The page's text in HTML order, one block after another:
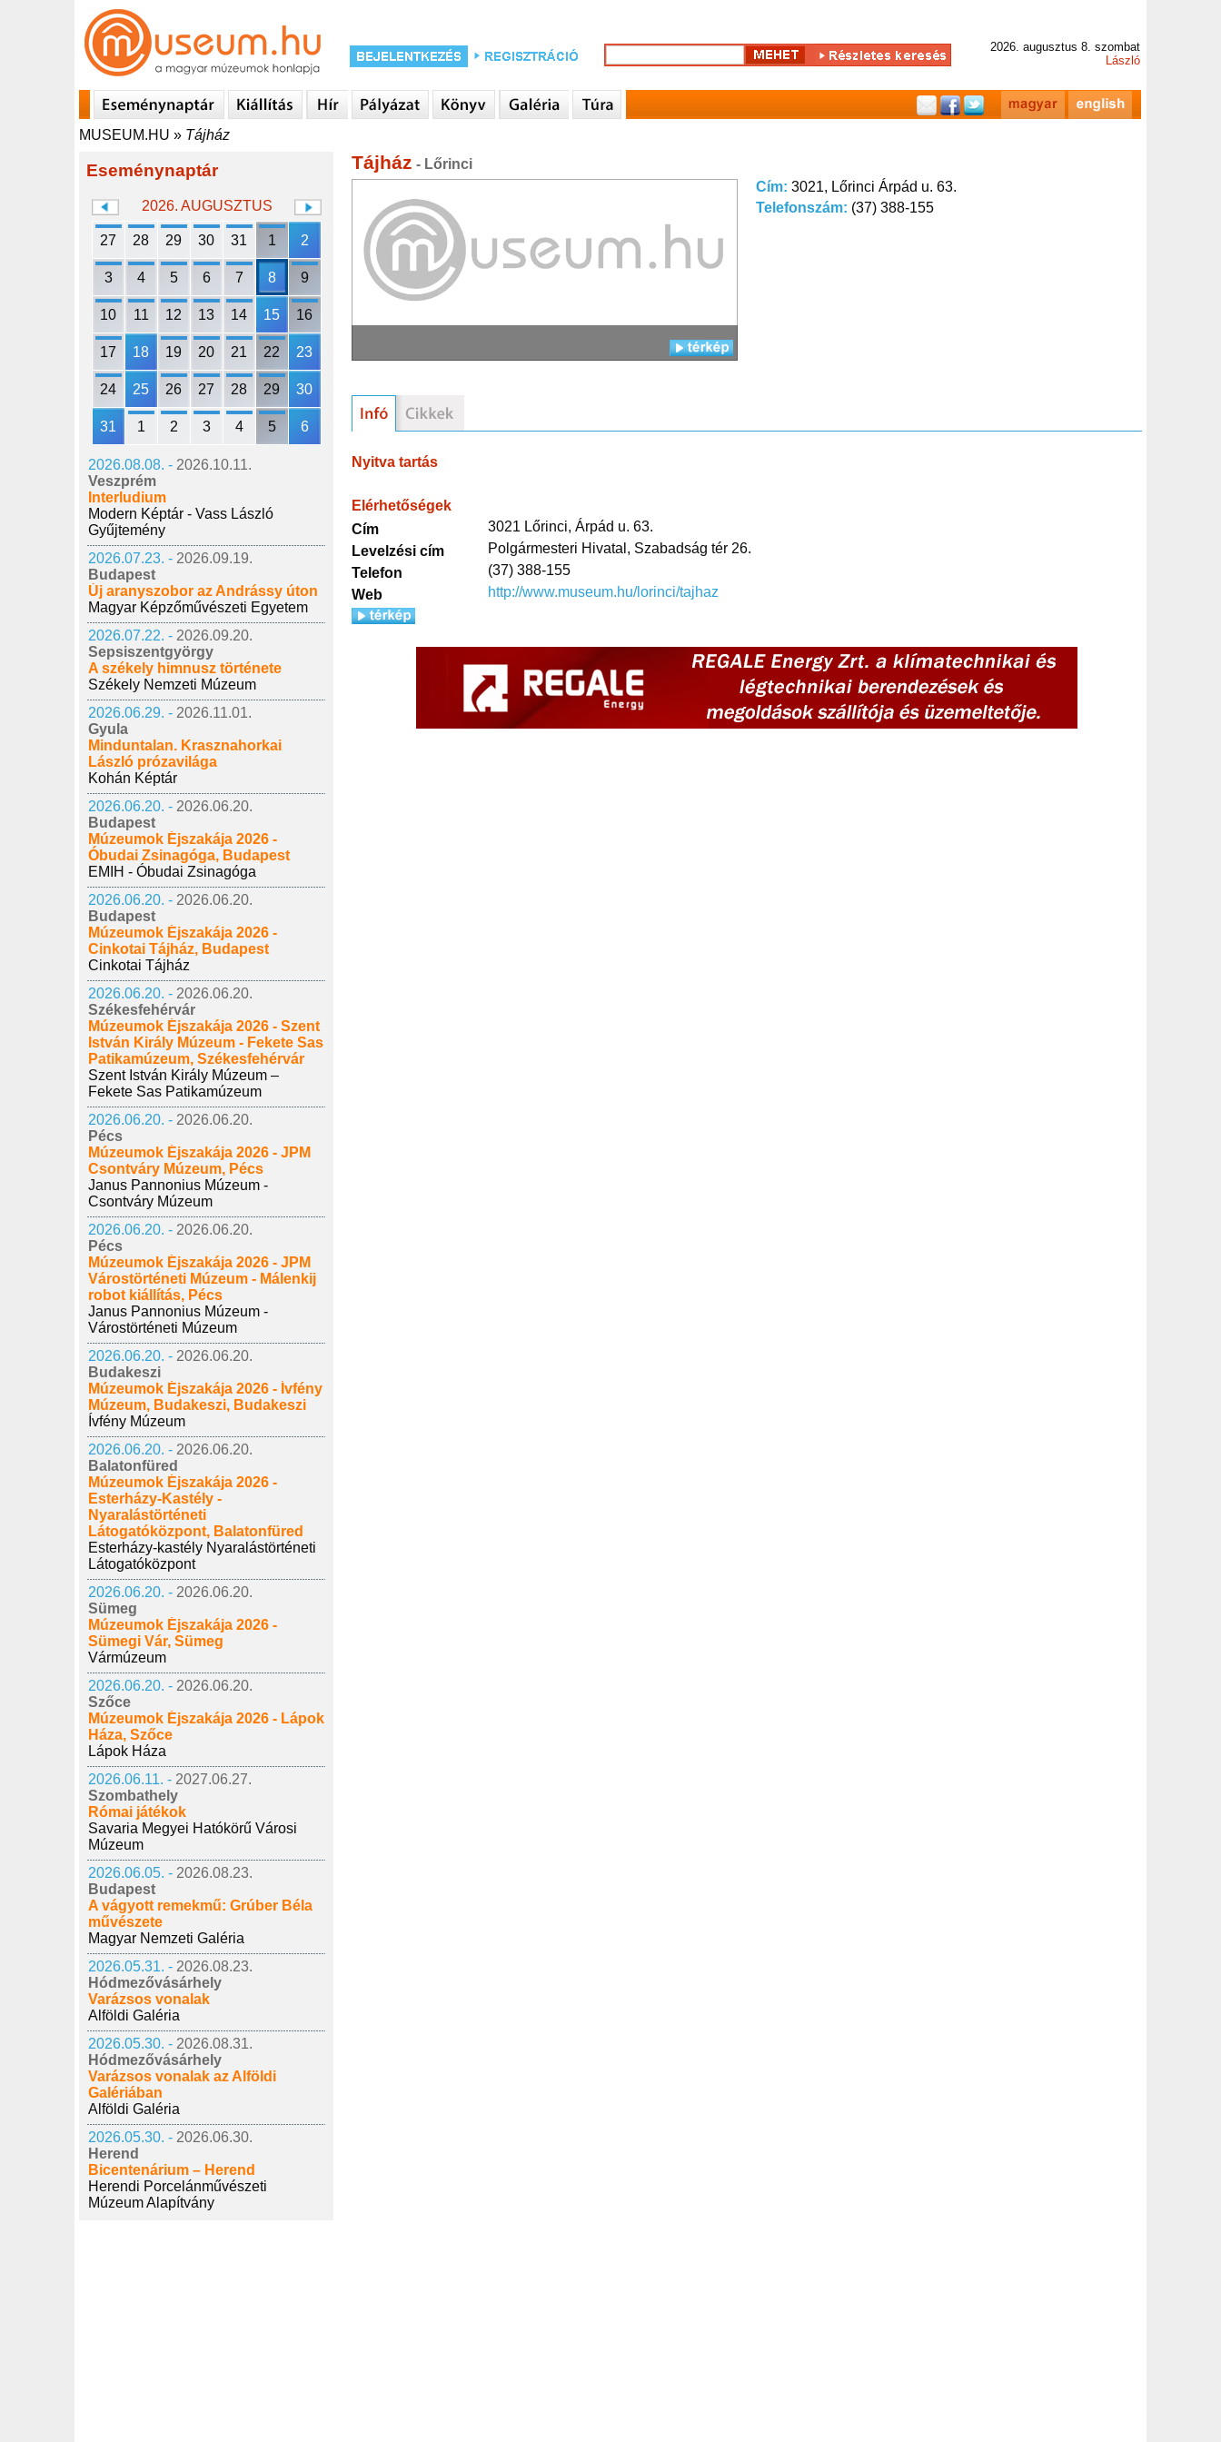
2026. augusztus 8. szombat
László
MUSEUM.HU » Tájház
Eseménynaptár
2026. AUGUSZTUS
27 28 29 30 31 1 2
3 4 5 6 7 8 9
10 11 12 13 14 15 16
17 18 19 20 21 22 23
24 25 26 27 28 29 30
31 1 2 3 4 5 6
2026.08.08. - 2026.10.11.
Veszprém
Interludium
Modern Képtár - Vass László
Gyűjtemény
2026.07.23. - 2026.09.19.
Budapest
Új aranyszobor az Andrássy úton
Magyar Képzőművészeti Egyetem
2026.07.22. - 2026.09.20.
Sepsiszentgyörgy
A székely himnusz története
Székely Nemzeti Múzeum
2026.06.29. - 2026.11.01.
Gyula
Minduntalan. Krasznahorkai
László prózavilága
Kohán Képtár
2026.06.20. - 2026.06.20.
Budapest
Múzeumok Éjszakája 2026 -
Óbudai Zsinagóga, Budapest
EMIH - Óbudai Zsinagóga
2026.06.20. - 2026.06.20.
Budapest
Múzeumok Éjszakája 2026 -
Cinkotai Tájház, Budapest
Cinkotai Tájház
2026.06.20. - 2026.06.20.
Székesfehérvár
Múzeumok Éjszakája 2026 - Szent
István Király Múzeum - Fekete Sas
Patikamúzeum, Székesfehérvár
Szent István Király Múzeum –
Fekete Sas Patikamúzeum
2026.06.20. - 2026.06.20.
Pécs
Múzeumok Éjszakája 2026 - JPM
Csontváry Múzeum, Pécs
Janus Pannonius Múzeum -
Csontváry Múzeum
2026.06.20. - 2026.06.20.
Pécs
Múzeumok Éjszakája 2026 - JPM
Várostörténeti Múzeum - Málenkij
robot kiállítás, Pécs
Janus Pannonius Múzeum -
Várostörténeti Múzeum
2026.06.20. - 2026.06.20.
Budakeszi
Múzeumok Éjszakája 2026 - Ívfény
Múzeum, Budakeszi, Budakeszi
Ívfény Múzeum
2026.06.20. - 2026.06.20.
Balatonfüred
Múzeumok Éjszakája 2026 -
Esterházy-Kastély -
Nyaralástörténeti
Látogatóközpont, Balatonfüred
Esterházy-kastély Nyaralástörténeti
Látogatóközpont
2026.06.20. - 2026.06.20.
Sümeg
Múzeumok Éjszakája 2026 -
Sümegi Vár, Sümeg
Vármúzeum
2026.06.20. - 2026.06.20.
Szőce
Múzeumok Éjszakája 2026 - Lápok
Háza, Szőce
Lápok Háza
2026.06.11. - 2027.06.27.
Szombathely
Római játékok
Savaria Megyei Hatókörű Városi
Múzeum
2026.06.05. - 2026.08.23.
Budapest
A vágyott remekmű: Grúber Béla
művészete
Magyar Nemzeti Galéria
2026.05.31. - 2026.08.23.
Hódmezővásárhely
Varázsos vonalak
Alföldi Galéria
2026.05.30. - 2026.08.31.
Hódmezővásárhely
Varázsos vonalak az Alföldi
Galériában
Alföldi Galéria
2026.05.30. - 2026.06.30.
Herend
Bicentenárium – Herend
Herendi Porcelánművészeti
Múzeum Alapítvány
Tájház - Lőrinci
Cím: 3021, Lőrinci Árpád u. 63.
Telefonszám: (37) 388-155
Nyitva tartás
Elérhetőségek
Cím
3021 Lőrinci, Árpád u. 63.
Levelzési cím
Polgármesteri Hivatal, Szabadság tér 26.
Telefon
(37) 388-155
Web
http://www.museum.hu/lorinci/tajhaz